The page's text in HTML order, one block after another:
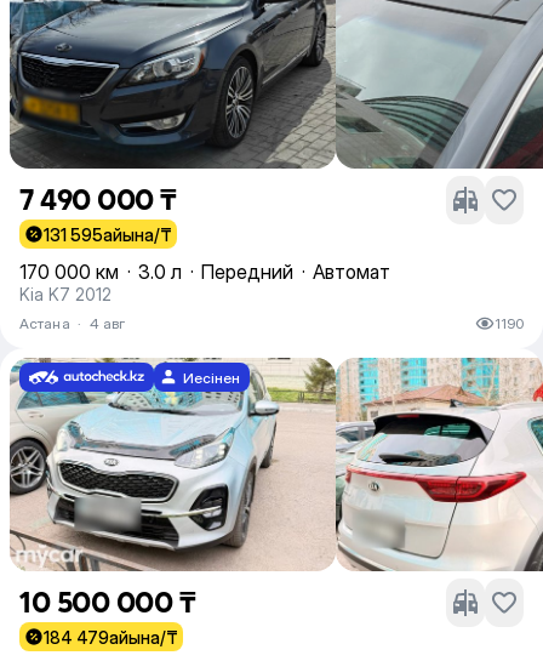
7 490 000 ₸
131 595айына/₸
170 000 км · 3.0 л · Передний · Автомат
Kia K7 2012
Астана · 4 авг 1190
Иесінен
10 500 000 ₸
184 479айына/₸